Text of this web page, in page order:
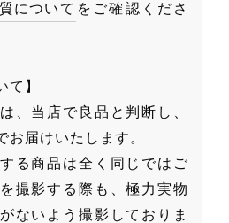
について をご確認くださ
て】
、当店で良品と判断し、
お届けいたします。
る商品は全く同じではご
撮影する際も、極力実物
ないよう撮影しておりま